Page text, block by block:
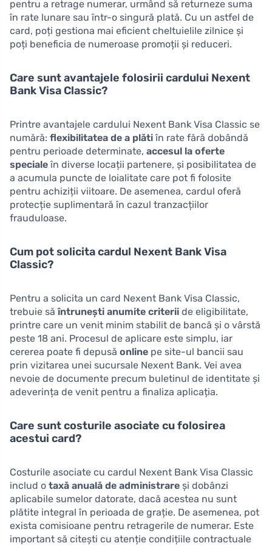
pentru a retrage numerar, urmând să returneze suma
în rate lunare sau într-o singură plată. Cu un astfel de
card, poți gestiona mai eficient cheltuielile zilnice și
poți beneficia de numeroase promoții și reduceri.
Care sunt avantajele folosirii cardului Nexent
Bank Visa Classic?
Printre avantajele cardului Nexent Bank Visa Classic se
numără: flexibilitatea de a plătiîn rate fără dobândă
pentru perioade determinate, accesul la oferte
specialeîn diverse locații partenere, și posibilitatea de
a acumula puncte de loialitate care pot fi folosite
pentru achiziții viitoare. De asemenea, cardul oferă
protecție suplimentară în cazul tranzacțiilor
frauduloase.
Cum pot solicita cardul Nexent Bank Visa
Classic?
Pentru a solicita un card Nexent Bank Visa Classic,
trebuie săîntrunești anumite criterii de eligibilitate,
printre care un venit minim stabilit de bancă și o vârstă
peste 18 ani. Procesul de aplicare este simplu, iar
cererea poate fi depusă online pe site-ul bancii sau
prin vizitarea unei sucursale Nexent Bank. Vei avea
nevoie de documente precum buletinul de identitate și
adeverința de venit pentru a finaliza aplicația.
Care sunt costurile asociate cu folosirea
acestui card?
Costurile asociate cu cardul Nexent Bank Visa Classic
includ o taxă anuală de administrare și dobânzi
aplicabile sumelor datorate, dacă acestea nu sunt
plătite integral în perioada de grație. De asemenea, pot
exista comisioane pentru retragerile de numerar. Este
important să citești cu atenție condițiile contractuale